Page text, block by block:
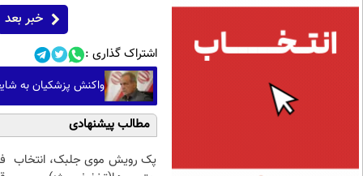
خبر بعد
اشتراک گذاری :
واکنش پزشکیان به
مطالب پیشنهادی
پک رویش موی جلبک، انتخاب